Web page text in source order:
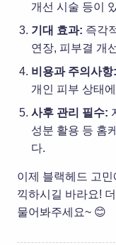
개선 시술 등이
기대 효과: 즉각
연장, 피부결 개
비용과 주의사항:
개인 피부 상태
사후 관리 필수:
성분 활용 등 홈
다.
이제 블랙헤드 고
끽하시길 바라요!
물어봐주세요~ 😊